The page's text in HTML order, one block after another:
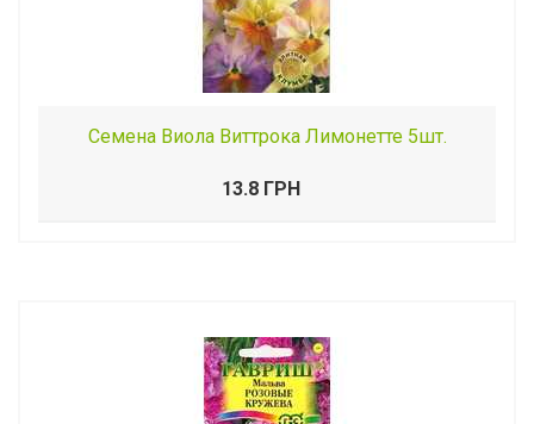
Семена Виола Виттрока Лимонетте 5шт.
13.8 ГРН